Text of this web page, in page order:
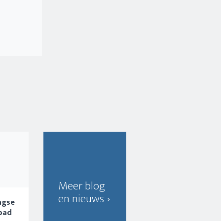
Meer blog
en nieuws